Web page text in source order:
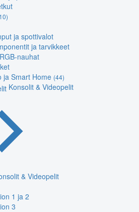
ja spottivalot
ja tarvikkeet
nauhat
ja Smart Home (44)
Konsolit & Videopelit
& Videopelit
1 ja 2
3